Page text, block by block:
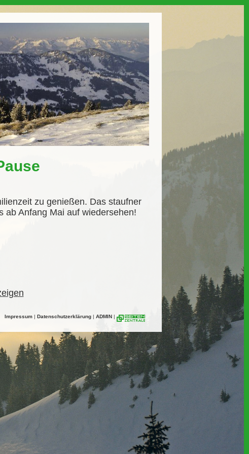
zu genießen. Das staufner
ab Anfang Mai auf wiedersehen!
Impressum | Datenschutzerklärung | ADMIN |